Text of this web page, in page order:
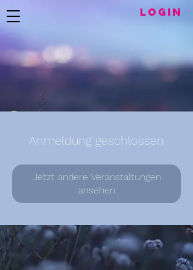
LogIN
Anmeldung geschlossen
Jetzt andere Veranstaltungen
ansehen